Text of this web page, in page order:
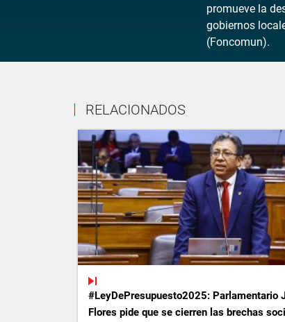
promueve la
gobiernos
(Foncomun).
RELACIONADOS
#LeyDePresupuesto2025: Parlamentario
Flores pide que se cierren las brechas